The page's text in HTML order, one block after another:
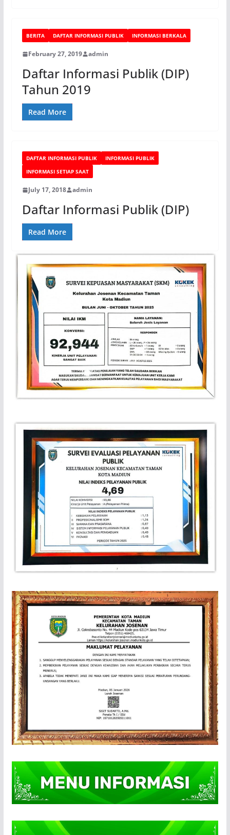
BERITA DAFTAR INFORMASI PUBLIK INFORMASI BERKALA
February 27, 2019 admin
Daftar Informasi Publik (DIP)
Tahun 2019
Read More
DAFTAR INFORMASI PUBLIK
INFORMASI PUBLIK
INFORMASI SETIAP SAAT
July 17, 2018 admin
Daftar Informasi Publik (DIP)
Read More